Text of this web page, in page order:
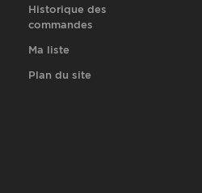
Historique des
commandes
Ma liste
Plan du site